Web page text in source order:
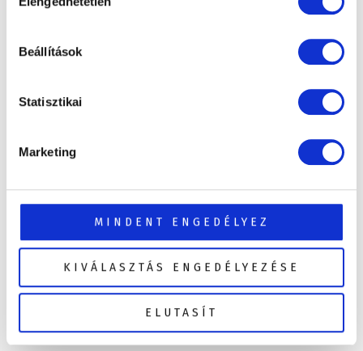
kiválasztása
Beállítások
Statisztikai
Marketing
MINDENT ENGEDÉLYEZ
KIVÁLASZTÁS ENGEDÉLYEZÉSE
ELUTASÍT
Ezért fontos az előzetes felmérés!
A statikai felmérés megállapítja, hogy az
erkélye biztonságosan terhelhető-e egy
masszázsmedencével.A szakemberek